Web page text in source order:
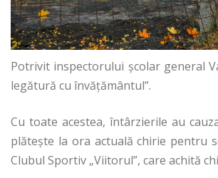
Potrivit inspectorului școlar general
legătură cu învățământul”.
Cu toate acestea, întârzierile au
plătește la ora actuală chirie pentru
Clubul Sportiv „Viitorul”, care achită